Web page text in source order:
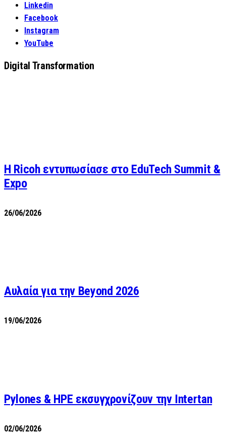
Linkedin
Facebook
Instagram
YouTube
Digital Transformation
Η Ricoh εντυπωσίασε στο EduTech Summit &
Expo
26/06/2026
Αυλαία για την Beyond 2026
19/06/2026
Pylones & HPE εκσυγχρονίζουν την Intertan
02/06/2026